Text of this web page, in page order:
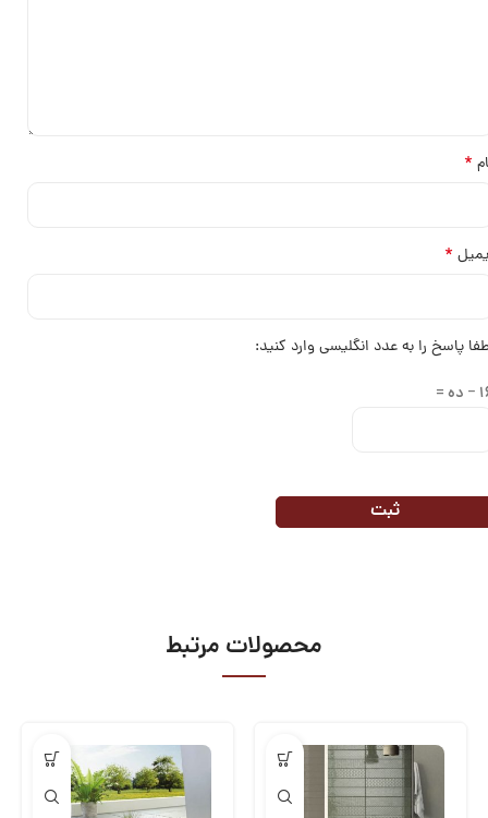
*
*
پاسخ را به عدد انگلیسی وارد کنید:
=
محصولات مرتبط